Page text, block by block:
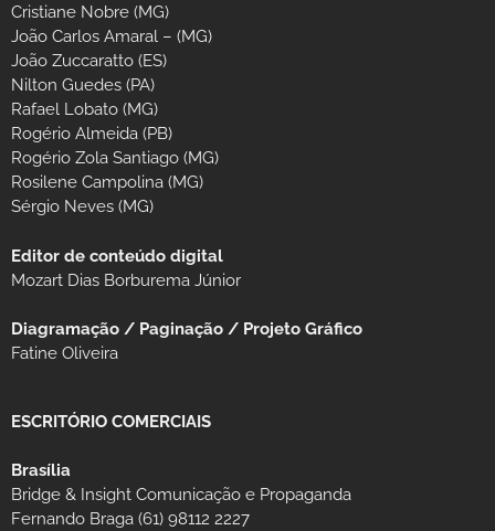
Cristiane Nobre (MG)
João Carlos Amaral – (MG)
João Zuccaratto (ES)
Nilton Guedes (PA)
Rafael Lobato (MG)
Rogério Almeida (PB)
Rogério Zola Santiago (MG)
Rosilene Campolina (MG)
Sérgio Neves (MG)
Editor de conteúdo digital
Mozart Dias Borburema Júnior
Diagramação / Paginação / Projeto Gráfico
Fatine Oliveira
ESCRITÓRIO COMERCIAIS
Brasília
Bridge & Insight Comunicação e Propaganda
Fernando Braga (61) 98112 2227